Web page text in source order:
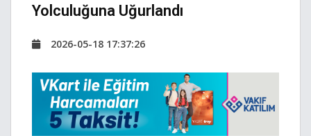
Yolculuğuna Uğurlandı
2026-05-18 17:37:26